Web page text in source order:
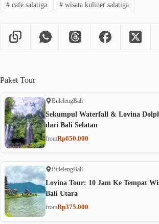
#cafe salatiga #wisata kuliner salatiga
Paket Tour
BulelengBali
Sekumpul Waterfall & Lovina
dari Bali Selatan
fromRp650.000
BulelengBali
Lovina Tour: 10 Jam Ke Tempat
Bali Utara
fromRp375.000